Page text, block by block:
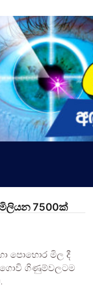
7500ක්
පොහොර මිල දී
ගොවි ගිණුම්වලටම